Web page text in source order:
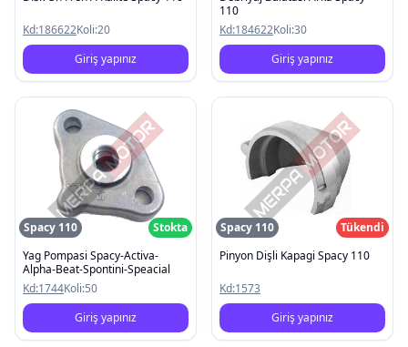
Kd:186622Koli:20
Giriş yapınız
110
Kd:184622Koli:30
Giriş yapınız
Spacy 110
Stokta
Yag Pompasi Spacy-Activa-
Alpha-Beat-Spontini-Speacial
Kd:1744Koli:50
Giriş yapınız
Spacy 110
Tükendi
Pinyon Dişli Kapagi Spacy 110
Kd:1573
Giriş yapınız